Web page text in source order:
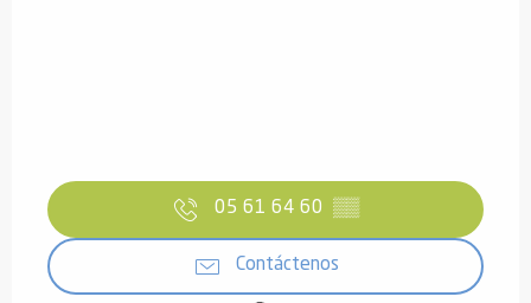
05 61 64 60 ▒▒
Contáctenos